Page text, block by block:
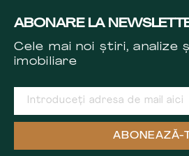
ABONARE LA
Cele mai noi știri, analize
imobiliare
ABONEAZĂ-